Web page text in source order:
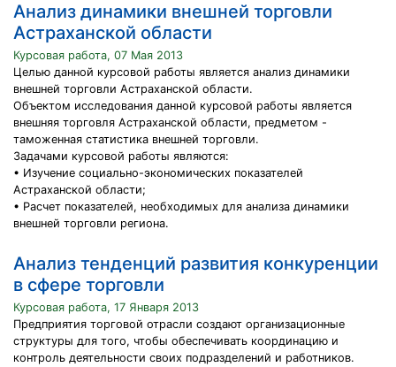
Анализ динамики внешней торговли
Астраханской области
Курсовая работа, 07 Мая 2013
Целью данной курсовой работы является анализ динамики
внешней торговли Астраханской области.
Объектом исследования данной курсовой работы является
внешняя торговля Астраханской области, предметом -
таможенная статистика внешней торговли.
Задачами курсовой работы являются:
• Изучение социально-экономических показателей
Астраханской области;
• Расчет показателей, необходимых для анализа динамики
внешней торговли региона.
Анализ тенденций развития конкуренции
в сфере торговли
Курсовая работа, 17 Января 2013
Предприятия торговой отрасли создают организационные
структуры для того, чтобы обеспечивать координацию и
контроль деятельности своих подразделений и работников.